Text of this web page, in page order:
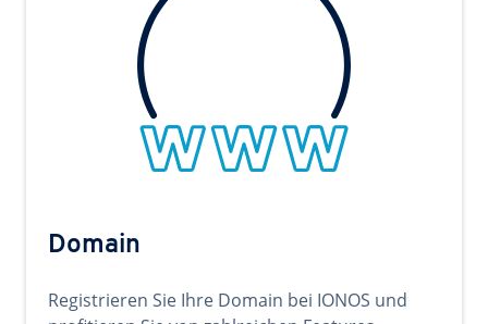
Domain
Registrieren Sie Ihre Domain bei IONOS und